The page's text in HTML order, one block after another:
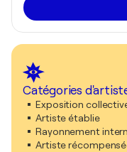
Catégories
Exposition
Artiste établie
Rayonnement
Artiste